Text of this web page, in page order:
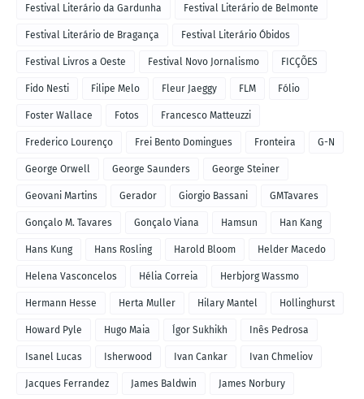
Festival Literário da Gardunha Festival Literário de Belmonte
Festival Literário de Bragança Festival Literário Óbidos
Festival Livros a Oeste Festival Novo Jornalismo FICÇÕES
Fido Nesti Filipe Melo Fleur Jaeggy FLM Fólio
Foster Wallace Fotos Francesco Matteuzzi
Frederico Lourenço Frei Bento Domingues Fronteira G-N
George Orwell George Saunders George Steiner
Geovani Martins Gerador Giorgio Bassani GMTavares
Gonçalo M. Tavares Gonçalo Viana Hamsun Han Kang
Hans Kung Hans Rosling Harold Bloom Helder Macedo
Helena Vasconcelos Hélia Correia Herbjorg Wassmo
Hermann Hesse Herta Muller Hilary Mantel Hollinghurst
Howard Pyle Hugo Maia Ígor Sukhikh Inês Pedrosa
Isanel Lucas Isherwood Ivan Cankar Ivan Chmeliov
Jacques Ferrandez James Baldwin James Norbury